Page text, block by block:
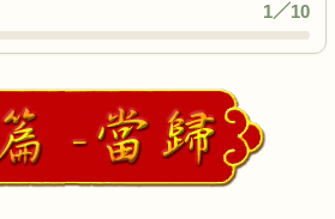
1／10